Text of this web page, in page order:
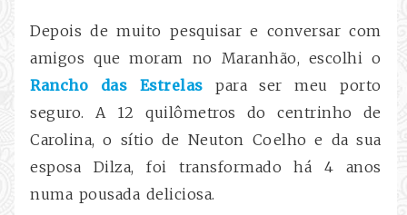
Depois de muito pesquisar e conversar com
amigos que moram no Maranhão, escolhi o
Rancho das Estrelas para ser meu porto
seguro. A 12 quilômetros do centrinho de
Carolina, o sítio de Neuton Coelho e da sua
esposa Dilza, foi transformado há 4 anos
numa pousada deliciosa.